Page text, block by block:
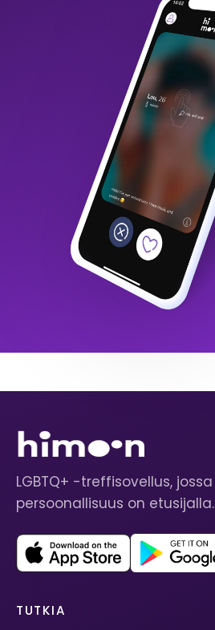
LGBTQ+ -treffisovellus, jossa
persoonallisuus on etusijalla.
TUTKIA